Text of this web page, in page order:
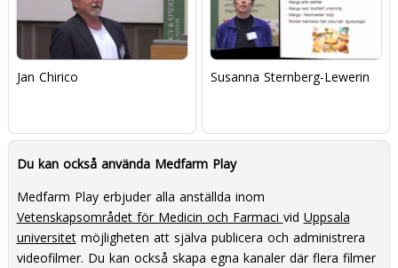
Jan Chirico Susanna Sternberg-Lewerin
Du kan också använda Medfarm Play
Medfarm Play erbjuder alla anställda inom
Vetenskapsområdet för Medicin och Farmaci vid Uppsala
universitetmöjligheten att själva publicera och administrera
videofilmer. Du kan också skapa egna kanaler där flera filmer